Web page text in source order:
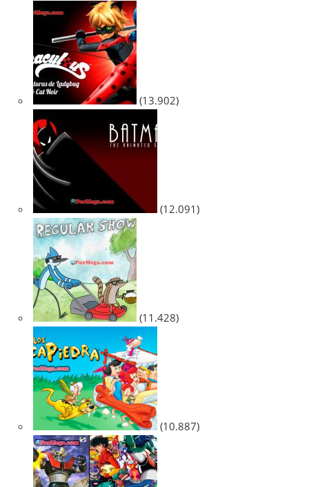
(13.902)
(12.091)
(11.428)
(10.887)